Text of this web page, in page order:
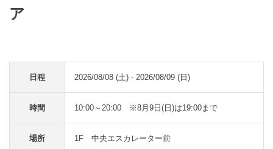
ア
日程 2026/08/08 (土) - 2026/08/09 (日)
時間 10:00～20:00 ※8月9日(日)は19:00まで
場所 1F 中央エスカレーター前